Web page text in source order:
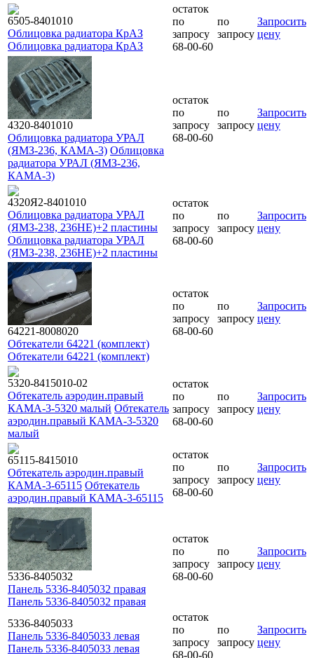
6505-8401010
Облицовка радиатора КрАЗ
Облицовка радиатора КрАЗ
остаток
по
запросу
68-00-60
по
запросу
Запросить
цену
4320-8401010
Облицовка радиатора УРАЛ
(ЯМЗ-236, КАМА-3) Облицовка
радиатора УРАЛ (ЯМЗ-236,
КАМА-3)
остаток
по
запросу
68-00-60
по
запросу
Запросить
цену
4320Я2-8401010
Облицовка радиатора УРАЛ
(ЯМЗ-238, 236НЕ)+2 пластины
Облицовка радиатора УРАЛ
(ЯМЗ-238, 236НЕ)+2 пластины
остаток
по
запросу
68-00-60
по
запросу
Запросить
цену
64221-8008020
Обтекатели 64221 (комплект)
Обтекатели 64221 (комплект)
остаток
по
запросу
68-00-60
по
запросу
Запросить
цену
5320-8415010-02
Обтекатель аэродин.правый
КАМА-3-5320 малый Обтекатель
аэродин.правый КАМА-3-5320
малый
остаток
по
запросу
68-00-60
по
запросу
Запросить
цену
65115-8415010
Обтекатель аэродин.правый
КАМА-3-65115 Обтекатель
аэродин.правый КАМА-3-65115
остаток
по
запросу
68-00-60
по
запросу
Запросить
цену
5336-8405032
Панель 5336-8405032 правая
Панель 5336-8405032 правая
остаток
по
запросу
68-00-60
по
запросу
Запросить
цену
5336-8405033
Панель 5336-8405033 левая
Панель 5336-8405033 левая
остаток
по
запросу
68-00-60
по
запросу
Запросить
цену